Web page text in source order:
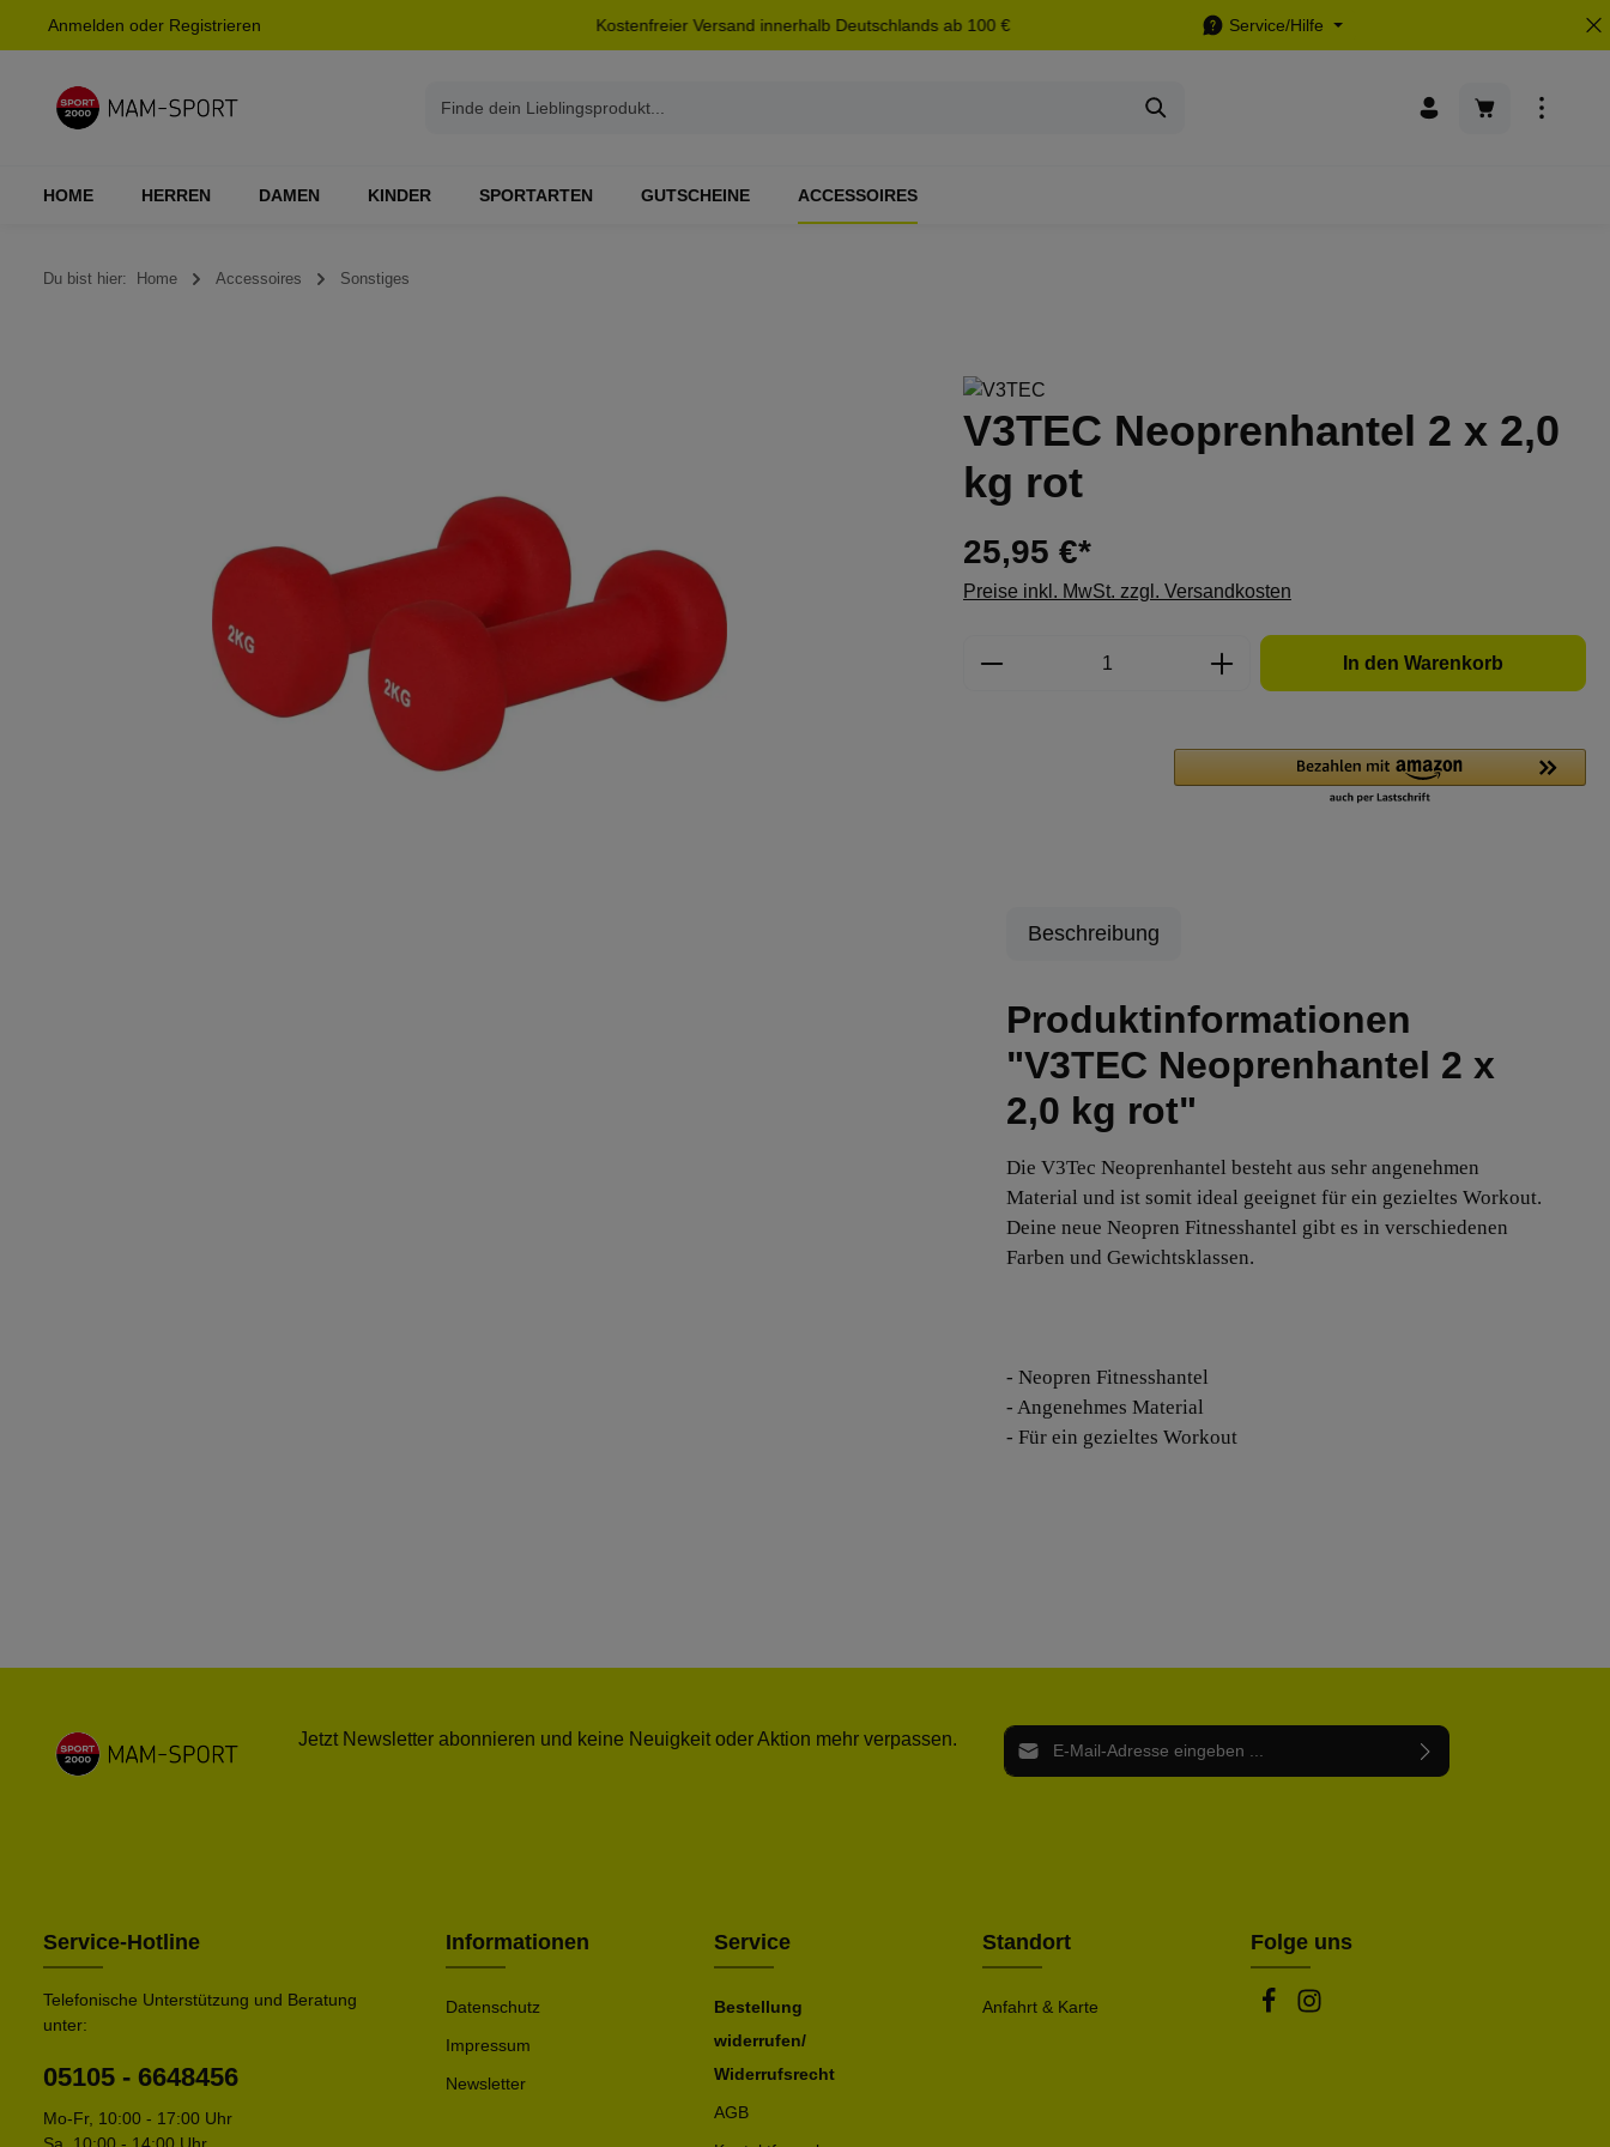
Zur Hauptnavigation springen
Anmelden oder Registrieren Kostenfreier Versand innerhalb Deutschlands ab 100 € Service/Hilfe
Warenkorb
HOME HERREN DAMEN KINDER SPORTARTEN GUTSCHEINE ACCESSOIRES
Du bist hier: Home Accessoires Sonstiges
V3TEC Neoprenhantel 2 x 2,0
kg rot
25,95 €*
Preise inkl. MwSt. zzgl. Versandkosten
Produkt Anzahl: Gib den gewünschten Wert ein
In den Warenkorb
Beschreibung
Produktinformationen
"V3TEC Neoprenhantel 2 x
2,0 kg rot"
Die V3Tec Neoprenhantel besteht aus sehr angenehmen
Material und ist somit ideal geeignet für ein gezieltes Workout.
Deine neue Neopren Fitnesshantel gibt es in verschiedenen
Farben und Gewichtsklassen.
- Neopren Fitnesshantel
- Angenehmes Material
- Für ein gezieltes Workout
Jetzt Newsletter abonnieren und keine Neuigkeit oder Aktion mehr verpassen. E-Mail-Adresse*
Service-Hotline
Telefonische Unterstützung und Beratung
unter:
05105 - 6648456
Mo-Fr, 10:00 - 17:00 Uhr
Informationen
Datenschutz
Impressum
Newsletter
Service
Bestellung
widerrufen/
Widerrufsrecht
AGB
Standort
Anfahrt & Karte
Folge uns